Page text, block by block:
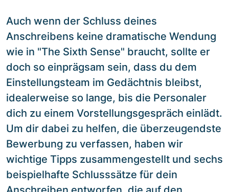
Auch wenn der Schluss deines
Anschreibens keine dramatische Wendung
wie in "The Sixth Sense" braucht, sollte er
doch so einprägsam sein, dass du dem
Einstellungsteam im Gedächtnis bleibst,
idealerweise so lange, bis die Personaler
dich zu einem Vorstellungsgespräch einlädt.
Um dir dabei zu helfen, die überzeugendste
Bewerbung zu verfassen, haben wir
wichtige Tipps zusammengestellt und sechs
beispielhafte Schlusssätze für dein